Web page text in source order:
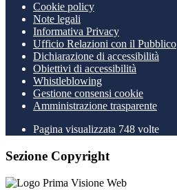
Cookie policy
Note legali
Informativa Privacy
Ufficio Relazioni con il Pubblico
Dichiarazione di accessibilità
Obiettivi di accessibilità
Whistleblowing
Gestione consensi cookie
Amministrazione trasparente
Pagina visualizzata 748 volte
Sezione Copyright